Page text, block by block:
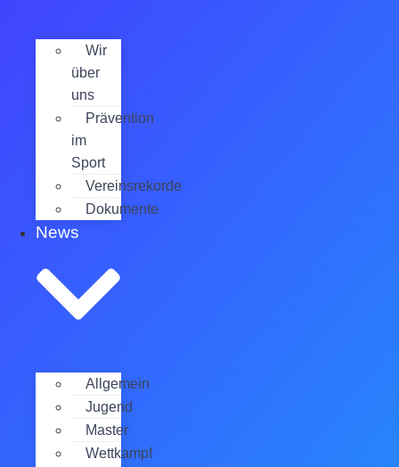
Wir
über
uns
Prävention
im
Sport
Vereinsrekorde
Dokumente
News
Allgemein
Jugend
Master
Wettkampf